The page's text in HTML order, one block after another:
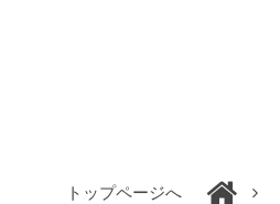
トップページへ